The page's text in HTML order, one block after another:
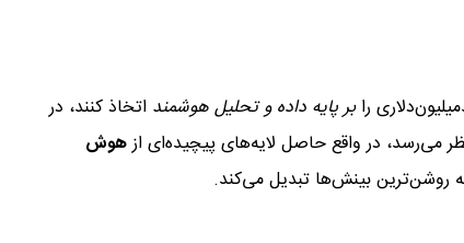
رابر پایه داده و تحلیل هوشمند اتخاذ کنند، در
می‌رسد، در واقع حاصل لایه‌های پیچیده‌ای ازهوش
روشن‌ترین بینش‌ها تبدیل می‌کند.